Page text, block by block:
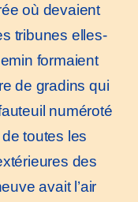
où devaient
tribunes elles-
formaient
de gradins qui
numéroté
toutes les
des
avait l’air